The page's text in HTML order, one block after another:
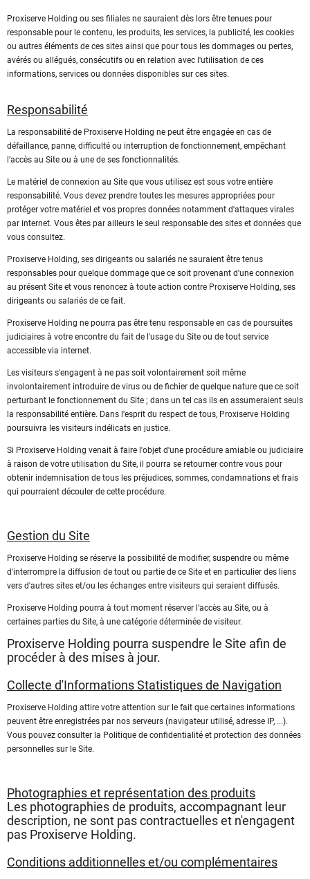
Proxiserve Holding ou ses filiales ne sauraient dès lors être tenues pour
responsable pour le contenu, les produits, les services, la publicité, les cookies
ou autres éléments de ces sites ainsi que pour tous les dommages ou pertes,
avérés ou allégués, consécutifs ou en relation avec l'utilisation de ces
informations, services ou données disponibles sur ces sites.
Responsabilité
La responsabilité de Proxiserve Holding ne peut être engagée en cas de
défaillance, panne, difficulté ou interruption de fonctionnement, empêchant
l’accès au Site ou à une de ses fonctionnalités.
Le matériel de connexion au Site que vous utilisez est sous votre entière
responsabilité. Vous devez prendre toutes les mesures appropriées pour
protéger votre matériel et vos propres données notamment d'attaques virales
par internet. Vous êtes par ailleurs le seul responsable des sites et données que
vous consultez.
Proxiserve Holding, ses dirigeants ou salariés ne sauraient être tenus
responsables pour quelque dommage que ce soit provenant d'une connexion
au présent Site et vous renoncez à toute action contre Proxiserve Holding, ses
dirigeants ou salariés de ce fait.
Proxiserve Holding ne pourra pas être tenu responsable en cas de poursuites
judiciaires à votre encontre du fait de l'usage du Site ou de tout service
accessible via internet.
Les visiteurs s'engagent à ne pas soit volontairement soit même
involontairement introduire de virus ou de fichier de quelque nature que ce soit
perturbant le fonctionnement du Site ; dans un tel cas ils en assumeraient seuls
la responsabilité entière. Dans l'esprit du respect de tous, Proxiserve Holding
poursuivra les visiteurs indélicats en justice.
Si Proxiserve Holding venait à faire l'objet d'une procédure amiable ou judiciaire
à raison de votre utilisation du Site, il pourra se retourner contre vous pour
obtenir indemnisation de tous les préjudices, sommes, condamnations et frais
qui pourraient découler de cette procédure.
Gestion du Site
Proxiserve Holding se réserve la possibilité de modifier, suspendre ou même
d'interrompre la diffusion de tout ou partie de ce Site et en particulier des liens
vers d'autres sites et/ou les échanges entre visiteurs qui seraient diffusés.
Proxiserve Holding pourra à tout moment réserver l’accès au Site, ou à
certaines parties du Site, à une catégorie déterminée de visiteur.
Proxiserve Holding pourra suspendre le Site afin de
procéder à des mises à jour.
Collecte d'Informations Statistiques de Navigation
Proxiserve Holding attire votre attention sur le fait que certaines informations
peuvent être enregistrées par nos serveurs (navigateur utilisé, adresse IP, ...).
Vous pouvez consulter la Politique de confidentialité et protection des données
personnelles sur le Site.
Photographies et représentation des produits
Les photographies de produits, accompagnant leur
description, ne sont pas contractuelles et n'engagent
pas Proxiserve Holding.
Conditions additionnelles et/ou complémentaires